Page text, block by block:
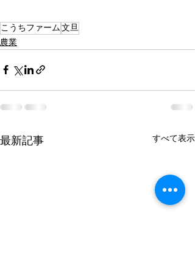
こうちファーム文旦
農業
最新記事 すべて表示